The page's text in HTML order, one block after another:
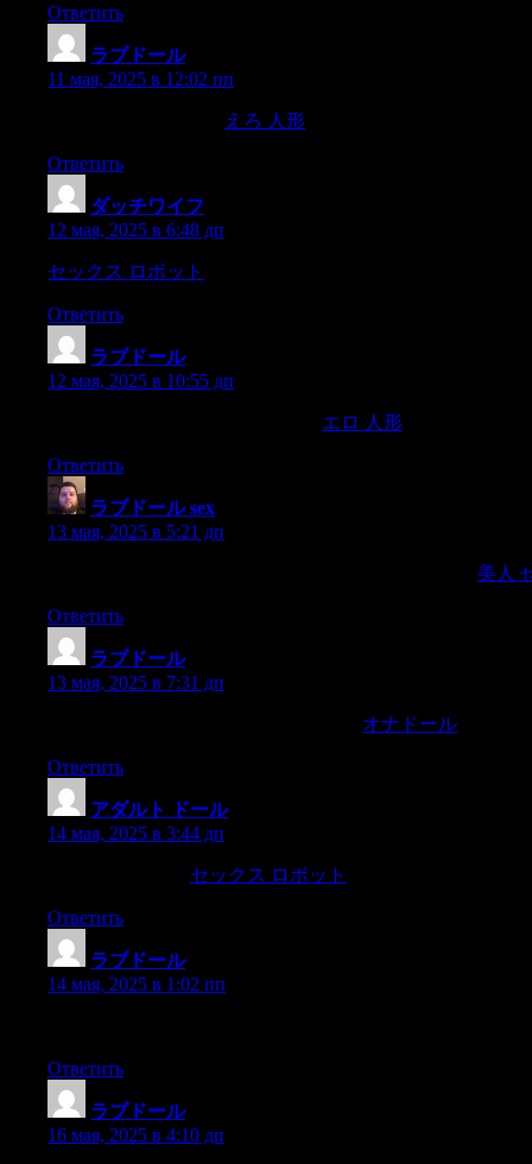
Ответить
ラブドール:
11 мая, 2025 в 12:02 пп
えろ 人形
Ответить
ダッチワイフ
12 мая, 2025 в 6:48 дп
セックス ロボット
Ответить
ラブドール:
12 мая, 2025 в 10:55 дп
エロ 人形
Ответить
ラブドール sex
13 мая, 2025 в 5:21 дп
美人
Ответить
ラブドール:
13 мая, 2025 в 7:31 дп
オナドール
Ответить
アダルト ドール:
14 мая, 2025 в 3:44 дп
セックス ロボット
Ответить
ラブドール:
14 мая, 2025 в 1:02 пп
Ответить
ラブドール:
16 мая, 2025 в 4:10 дп